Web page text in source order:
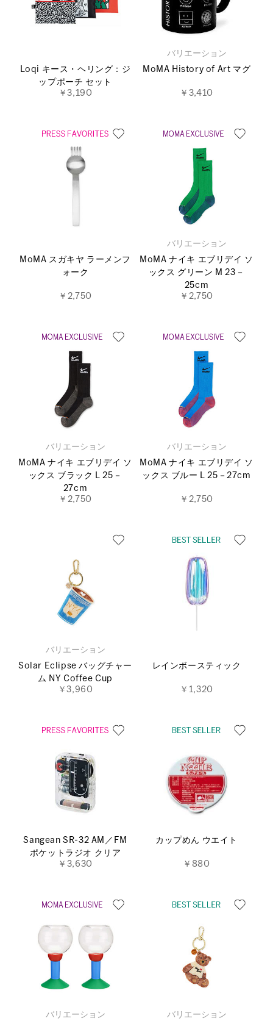
Loqi キース・ヘリング：ジ
ップポーチ セット
￥3,190
バリエーション
MoMA History of Art マグ
￥3,410
MoMA スガキヤ ラーメンフ
ォーク
￥2,750
バリエーション
MoMA ナイキ エブリデイ ソ
ックス グリーン M 23－
25cm
￥2,750
バリエーション
MoMA ナイキ エブリデイ ソ
ックス ブラック L 25－
27cm
￥2,750
バリエーション
MoMA ナイキ エブリデイ ソ
ックス ブルー L 25－27cm
￥2,750
バリエーション
Solar Eclipse バッグチャー
ム NY Coffee Cup
￥3,960
レインボースティック
￥1,320
Sangean SR-32 AM／FM
ポケットラジオ クリア
￥3,630
カップめん ウエイト
￥880
バリエーション
バリエーション